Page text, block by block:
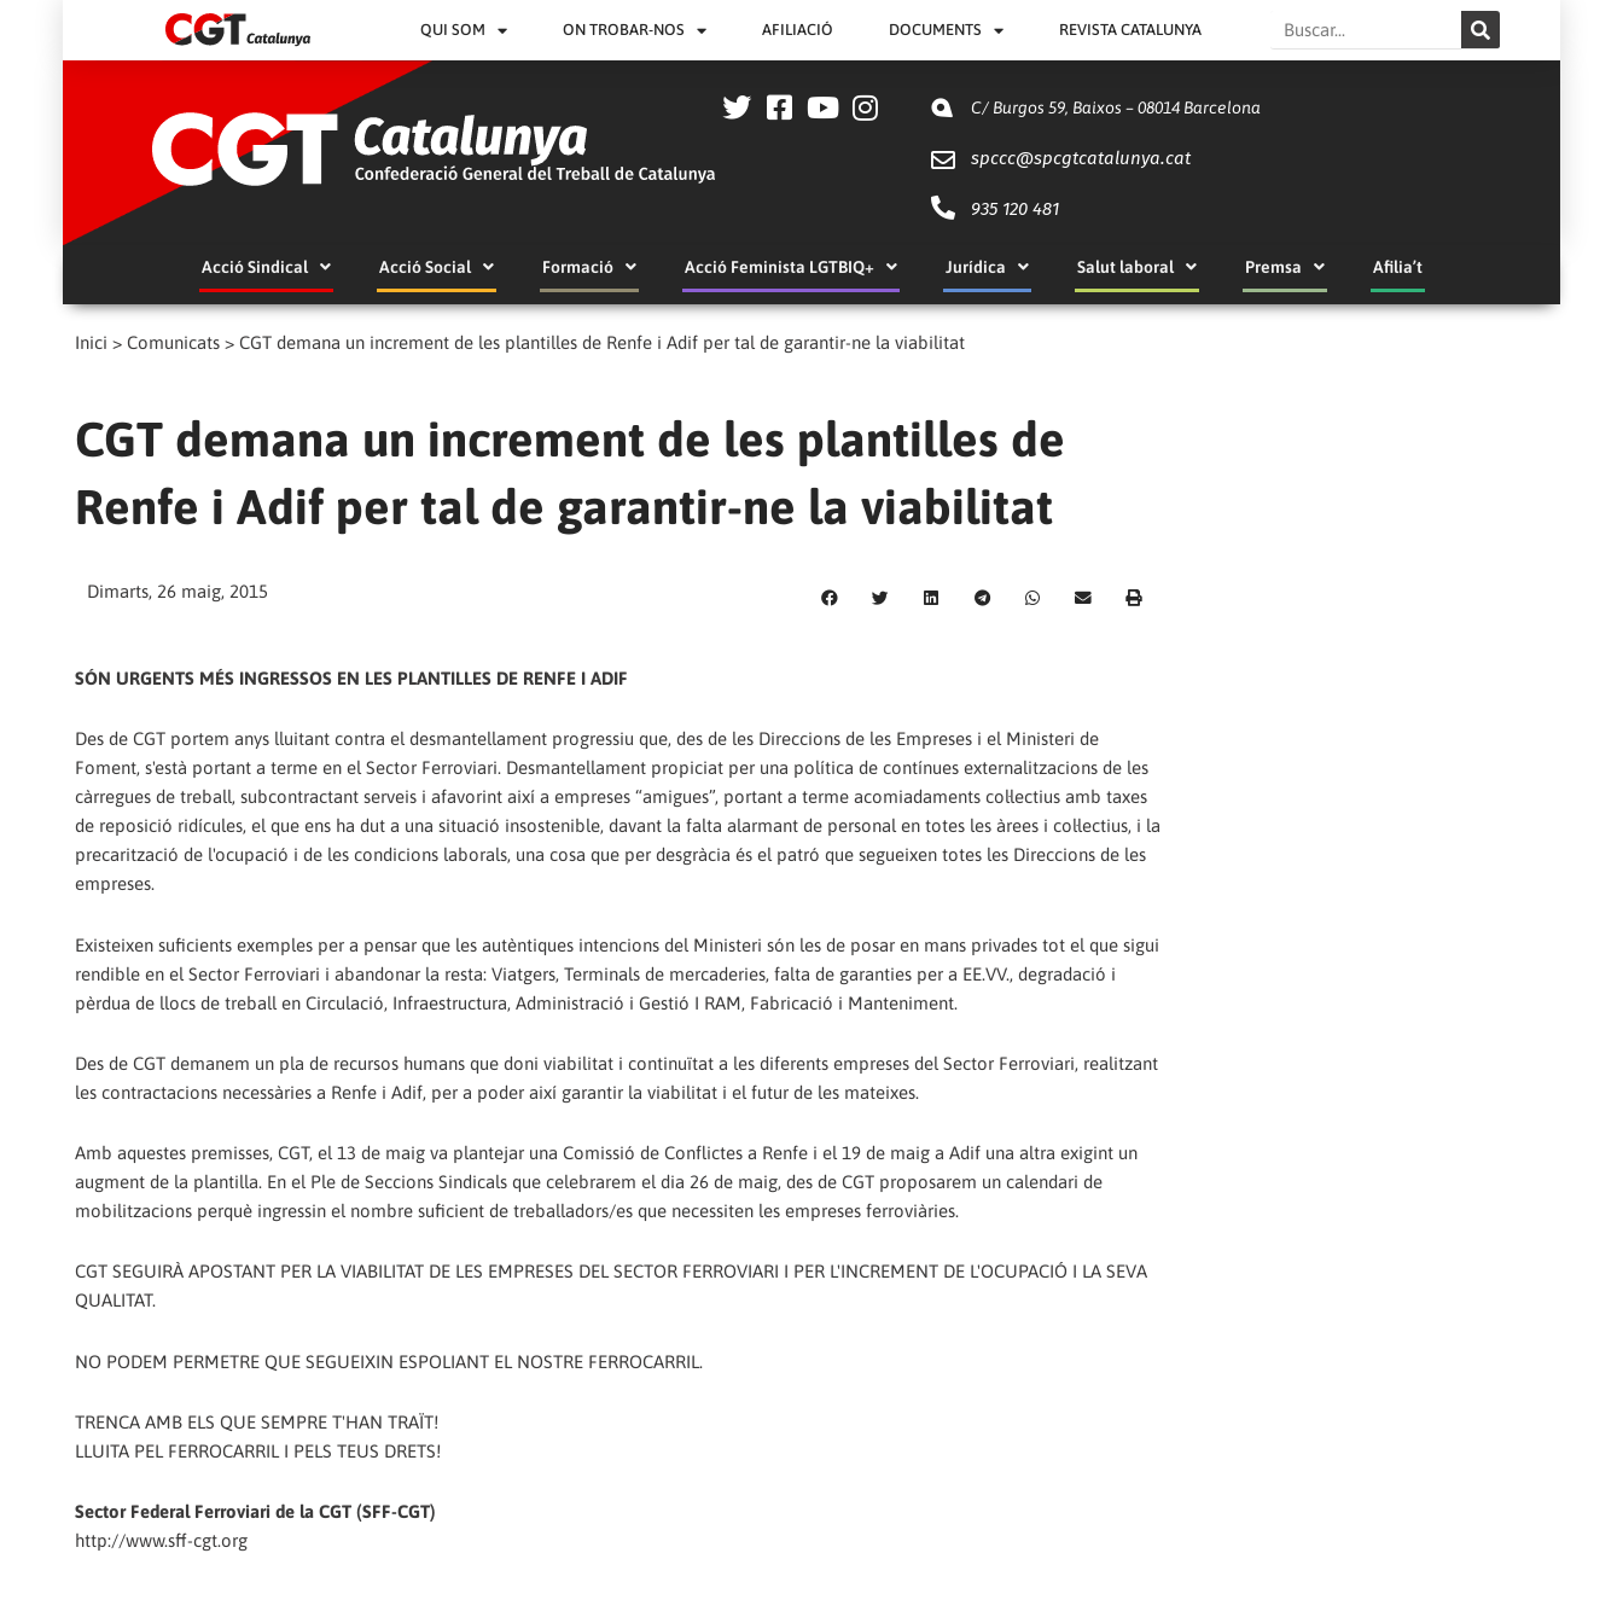
QUI SOM ON TROBAR-NOS AFILIACIÓ DOCUMENTS REVISTA CATALUNYA Search
C/ Burgos 59, Baixos – 08014 Barcelona
spccc@spcgtcatalunya.cat
935 120 481
Acció Sindical Acció Social Formació Acció Feminista LGTBIQ+ Jurídica Salut laboral Premsa Afilia’t
Inici > Comunicats > CGT demana un increment de les plantilles de Renfe i Adif per tal de garantir-ne la viabilitat
CGT demana un increment de les plantilles de
Renfe i Adif per tal de garantir-ne la viabilitat
Dimarts, 26 maig, 2015
SÓN URGENTS MÉS INGRESSOS EN LES PLANTILLES DE RENFE I ADIF
Des de CGT portem anys lluitant contra el desmantellament progressiu que, des de les Direccions de les Empreses i el Ministeri de
Foment, s'està portant a terme en el Sector Ferroviari. Desmantellament propiciat per una política de contínues externalitzacions de les
càrregues de treball, subcontractant serveis i afavorint així a empreses “amigues”, portant a terme acomiadaments col·lectius amb taxes
de reposició ridícules, el que ens ha dut a una situació insostenible, davant la falta alarmant de personal en totes les àrees i col·lectius, i la
precarització de l'ocupació i de les condicions laborals, una cosa que per desgràcia és el patró que segueixen totes les Direccions de les
empreses.
Existeixen suficients exemples per a pensar que les autèntiques intencions del Ministeri són les de posar en mans privades tot el que sigui
rendible en el Sector Ferroviari i abandonar la resta: Viatgers, Terminals de mercaderies, falta de garanties per a EE.VV., degradació i
pèrdua de llocs de treball en Circulació, Infraestructura, Administració i Gestió I RAM, Fabricació i Manteniment.
Des de CGT demanem un pla de recursos humans que doni viabilitat i continuïtat a les diferents empreses del Sector Ferroviari, realitzant
les contractacions necessàries a Renfe i Adif, per a poder així garantir la viabilitat i el futur de les mateixes.
Amb aquestes premisses, CGT, el 13 de maig va plantejar una Comissió de Conflictes a Renfe i el 19 de maig a Adif una altra exigint un
augment de la plantilla. En el Ple de Seccions Sindicals que celebrarem el dia 26 de maig, des de CGT proposarem un calendari de
mobilitzacions perquè ingressin el nombre suficient de treballadors/es que necessiten les empreses ferroviàries.
CGT SEGUIRÀ APOSTANT PER LA VIABILITAT DE LES EMPRESES DEL SECTOR FERROVIARI I PER L'INCREMENT DE L'OCUPACIÓ I LA SEVA
QUALITAT.
NO PODEM PERMETRE QUE SEGUEIXIN ESPOLIANT EL NOSTRE FERROCARRIL.
TRENCA AMB ELS QUE SEMPRE T'HAN TRAÏT!
LLUITA PEL FERROCARRIL I PELS TEUS DRETS!
Sector Federal Ferroviari de la CGT (SFF-CGT)
http://www.sff-cgt.org